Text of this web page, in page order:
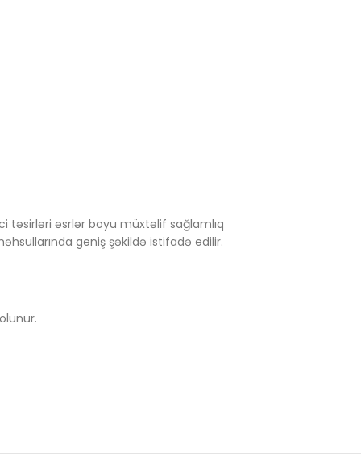
təsirləri əsrlər boyu müxtəlif sağlamlıq
geniş şəkildə istifadə edilir.